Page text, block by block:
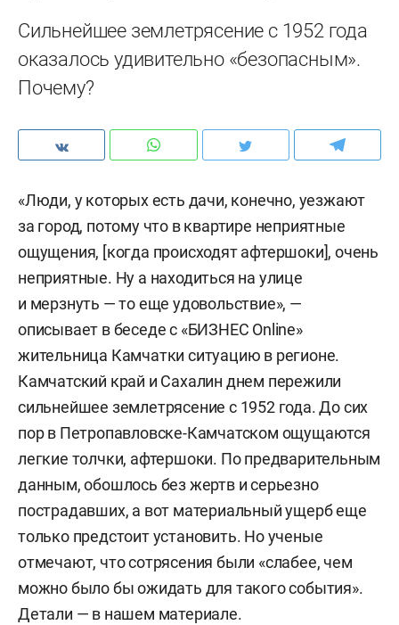
Сильнейшее землетрясение с 1952 года
оказалось удивительно «безопасным».
Почему?
«Люди, у которых есть дачи, конечно, уезжают
за город, потому что в квартире неприятные
ощущения, [когда происходят афтершоки], очень
неприятные. Ну а находиться на улице
и мерзнуть — то еще удовольствие», —
описывает в беседе с «БИЗНЕС Online»
жительница Камчатки ситуацию в регионе.
Камчатский край и Сахалин днем пережили
сильнейшее землетрясение с 1952 года. До сих
пор в Петропавловске-Камчатском ощущаются
легкие толчки, афтершоки. По предварительным
данным, обошлось без жертв и серьезно
пострадавших, а вот материальный ущерб еще
только предстоит установить. Но ученые
отмечают, что сотрясения были «слабее, чем
можно было бы ожидать для такого события».
Детали — в нашем материале.